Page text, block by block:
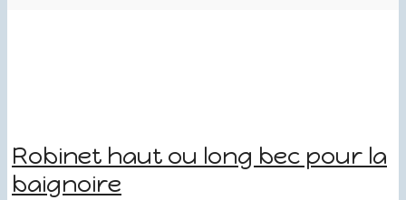
Robinet haut ou long bec pour la
baignoire